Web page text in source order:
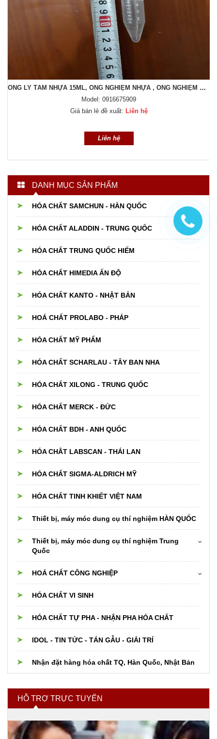
Bếp đun bình cầu , Trung Quốc
Model: 0916675909
Giá bán lẻ đề xuất: Liên hệ
Liên hệ
DANH MỤC SẢN PHẨM
HÓA CHẤT SAMCHUN - HÀN QUỐC
HÓA CHẤT ALADDIN - TRUNG QUỐC
HÓA CHẤT TRUNG QUỐC HIẾM
HÓA CHẤT HIMEDIA ẤN ĐỘ
HÓA CHẤT KANTO - NHẬT BẢN
HOÁ CHẤT PROLABO - PHÁP
HÓA CHẤT MỸ PHẨM
HÓA CHẤT SCHARLAU - TÂY BAN NHA
HÓA CHẤT XILONG - TRUNG QUỐC
HÓA CHẤT MERCK - ĐỨC
HÓA CHẤT BDH - ANH QUỐC
HÓA CHÂT LABSCAN - THÁI LAN
HÓA CHẤT SIGMA-ALDRICH MỸ
HÓA CHẤT TINH KHIẾT VIỆT NAM
Thiết bị, máy móc dung cụ thí nghiệm HÀN QUỐC
Thiết bị, máy móc dung cụ thí nghiệm Trung
Quốc
Cân điện tử
Dụng cụ thủy tinh Trung Quốc
Thiết bị dụng cụ PTN khác
HOÁ CHẤT CÔNG NGHIỆP
Hóa chất cho nồi hơi boiler,cooling,chiller
Hóa chất xử lý nước
Nguyên liệu Thực phẩm, Dược phẩm, Mỹ phẩm
Hóa chất và nguyên liệu cho Phân bón
Hóa chất tẩy rửa
Hóa chất nhóm ngành khác
HÓA CHẤT VI SINH
HÓA CHẤT TỰ PHA - NHẬN PHA HÓA CHẤT
IDOL - TIN TỨC - TÁN GẪU - GIẢI TRÍ
Nhận đặt hàng hóa chất TQ, Hàn Quốc, Nhật Bản
HỖ TRỢ TRỰC TUYẾN